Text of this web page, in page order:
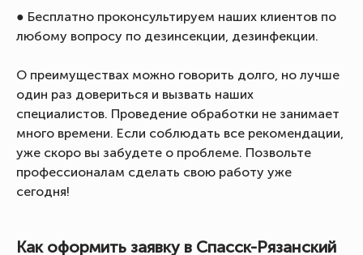
● Бесплатно проконсультируем наших клиентов по
любому вопросу по дезинсекции, дезинфекции.
О преимуществах можно говорить долго, но лучше
один раз довериться и вызвать наших
специалистов. Проведение обработки не занимает
много времени. Если соблюдать все рекомендации,
уже скоро вы забудете о проблеме. Позвольте
профессионалам сделать свою работу уже
сегодня!
Как оформить заявку в Спасск-Рязанский